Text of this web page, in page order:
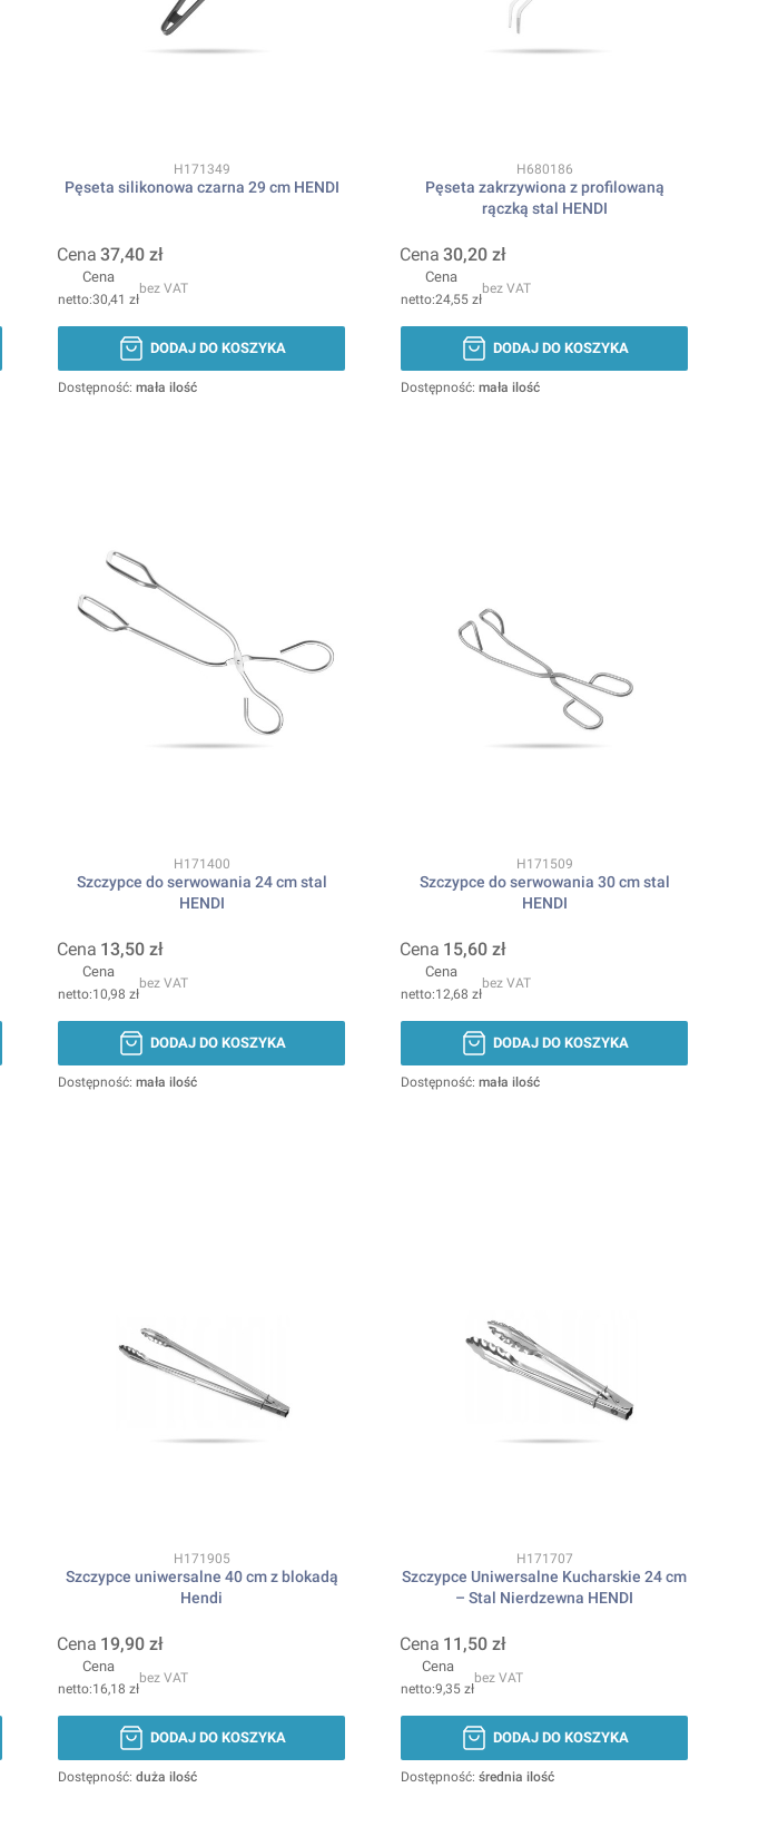
Kod produktu
H171349
Pęseta silikonowa czarna 29 cm HENDI
Cena 37,40 zł
Cena
30,41 zł
bez VAT
DODAJ DO KOSZYKA
Dostępność: mała ilość
Kod produktu
H680186
Pęseta zakrzywiona z profilowaną
rączką stal HENDI
Cena 30,20 zł
Cena
24,55 zł
bez VAT
DODAJ DO KOSZYKA
Dostępność: mała ilość
Kod produktu
H171400
Szczypce do serwowania 24 cm stal
HENDI
Cena 13,50 zł
Cena
10,98 zł
bez VAT
DODAJ DO KOSZYKA
Dostępność: mała ilość
Kod produktu
H171509
Szczypce do serwowania 30 cm stal
HENDI
Cena 15,60 zł
Cena
12,68 zł
bez VAT
DODAJ DO KOSZYKA
Dostępność: mała ilość
Kod produktu
H171905
Szczypce uniwersalne 40 cm z blokadą
Hendi
Cena 19,90 zł
Cena
16,18 zł
bez VAT
DODAJ DO KOSZYKA
Dostępność: duża ilość
Kod produktu
H171707
Szczypce Uniwersalne Kucharskie 24 cm
– Stal Nierdzewna HENDI
Cena 11,50 zł
Cena
9,35 zł
bez VAT
DODAJ DO KOSZYKA
Dostępność: średnia ilość